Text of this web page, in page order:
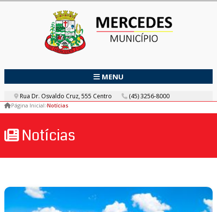
MENU
Rua Dr. Osvaldo Cruz, 555 Centro (45) 3256-8000
Página Inicial Notícias
Notícias